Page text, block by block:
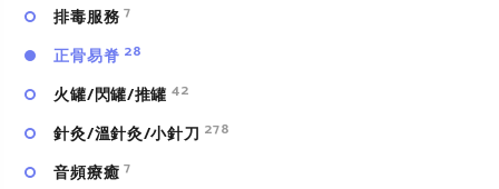
排毒服務 7
正骨易脊 28
火罐/閃罐/推罐 42
針灸/溫針灸/小針刀 278
⾳頻療癒 7